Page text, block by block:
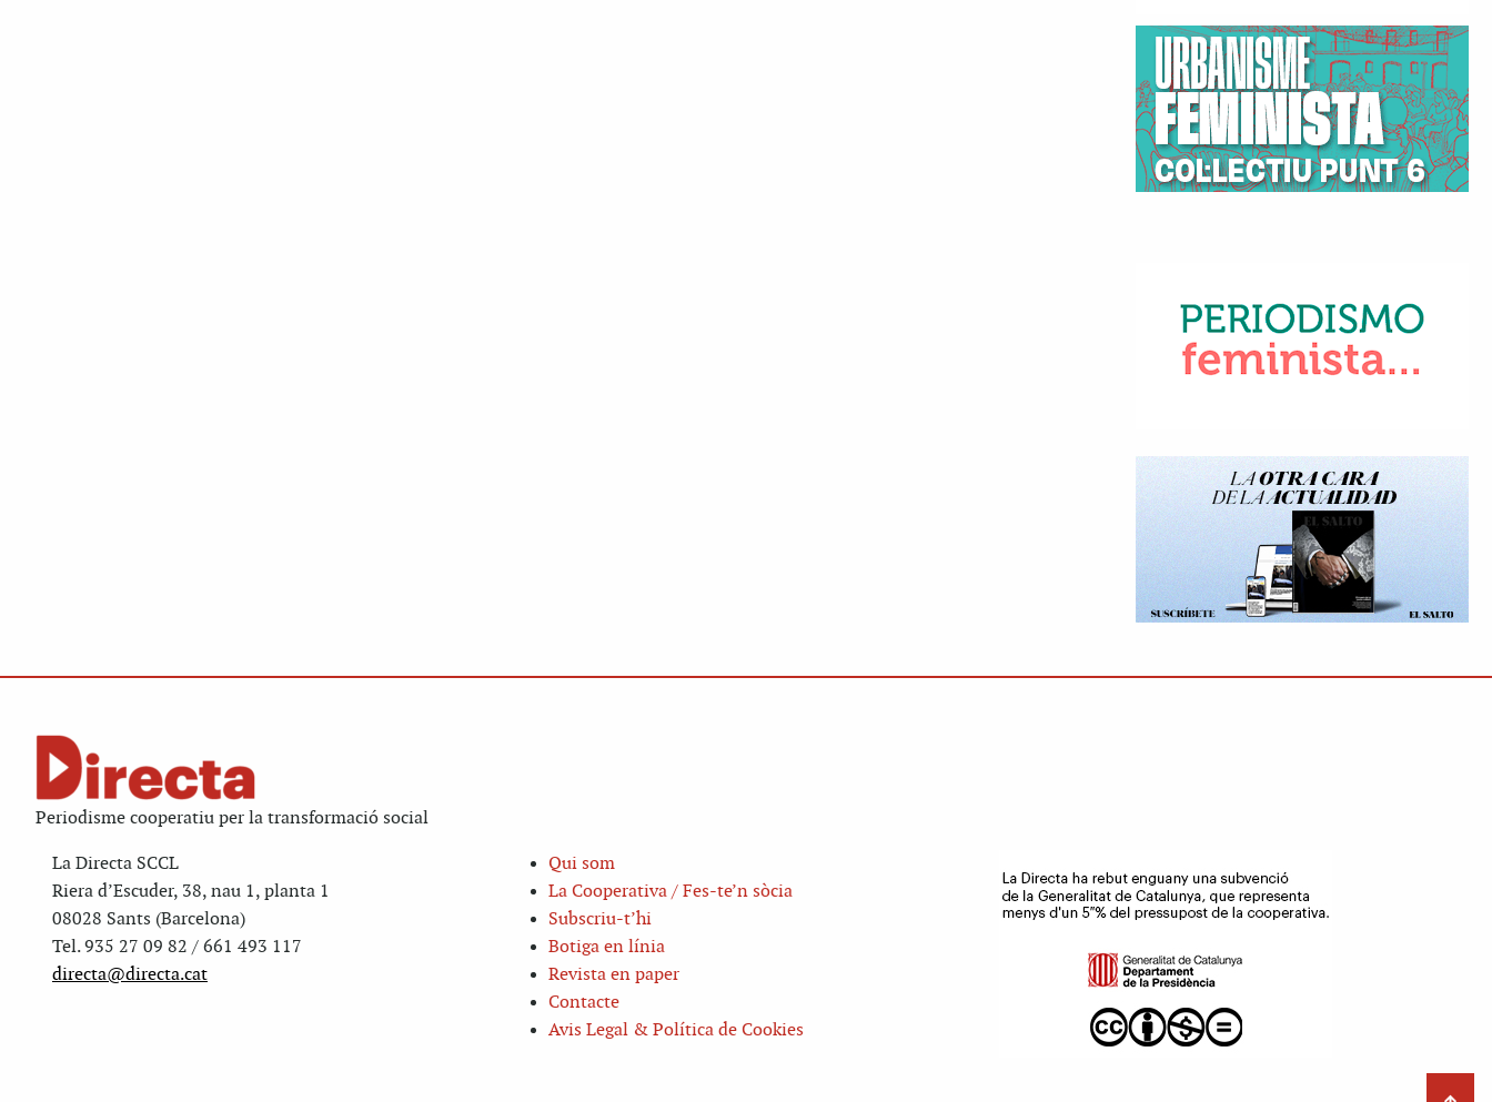
Periodisme cooperatiu per la transformació social
La Directa SCCL
Riera d’Escuder, 38, nau 1, planta 1
08028 Sants (Barcelona)
Tel. 935 27 09 82 / 661 493 117
directa@directa.cat
Qui som
La Cooperativa / Fes-te’n sòcia
Subscriu-t’hi
Botiga en línia
Revista en paper
Contacte
Avis Legal & Política de Cookies